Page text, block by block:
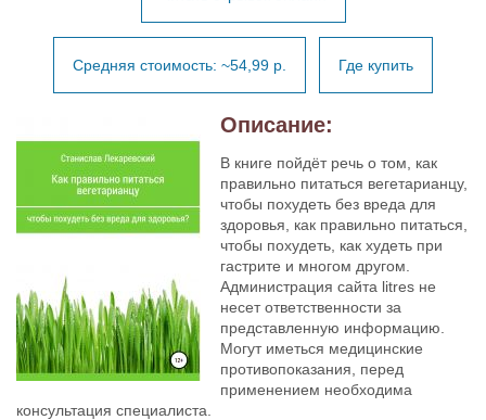
Средняя стоимость: ~54,99 р. Где купить
Описание:
В книге пойдёт речь о том, как
правильно питаться вегетарианцу,
чтобы похудеть без вреда для
здоровья, как правильно питаться,
чтобы похудеть, как худеть при
гастрите и многом другом.
Администрация сайта litres не
несет ответственности за
представленную информацию.
Могут иметься медицинские
противопоказания, перед
применением необходима
консультация специалиста.